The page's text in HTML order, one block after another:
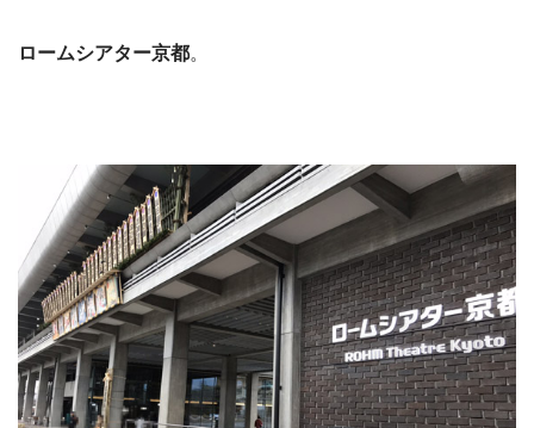
ロームシアター京都。